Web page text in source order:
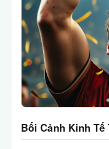
Bối Cảnh Kinh Tế